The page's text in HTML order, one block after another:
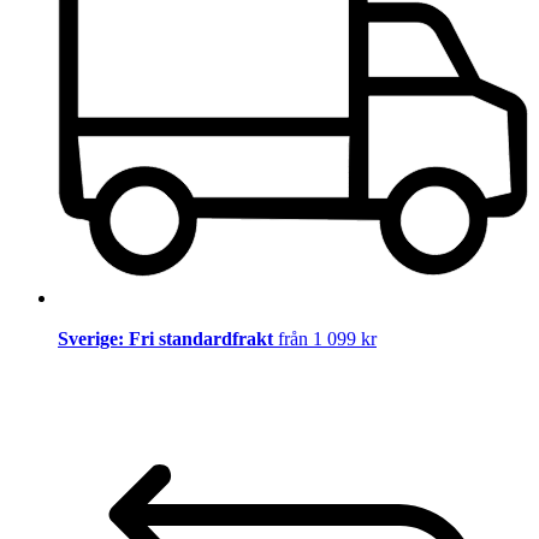
Sverige: Fri standardfrakt från 1 099 kr